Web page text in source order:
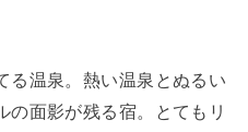
る温泉。熱い温泉とぬるい
の面影が残る宿。とてもリ